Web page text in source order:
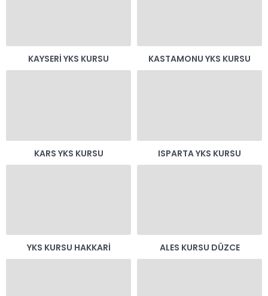
KAYSERI YKS KURSU KASTAMONU YKS KURSU
KARS YKS KURSU ISPARTA YKS KURSU
YKS KURSU HAKKARI ALES KURSU DÜZCE